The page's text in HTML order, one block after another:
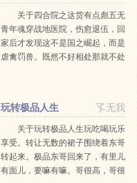
关于四合院之这货有点彪五无
青年魂穿战地医院，伤愈退伍，回
家后才发现这不是国之崛起，而是
虐禽罚兽。既然不好相处那就不处
孓无我
玩转极品人生
关于玩转极品人生玩吃喝玩乐
享受。转让无数的裙子围绕着东哥
转起来。极品东哥回来了，有里儿
有面儿，要嘛有嘛。哥很高，哥很